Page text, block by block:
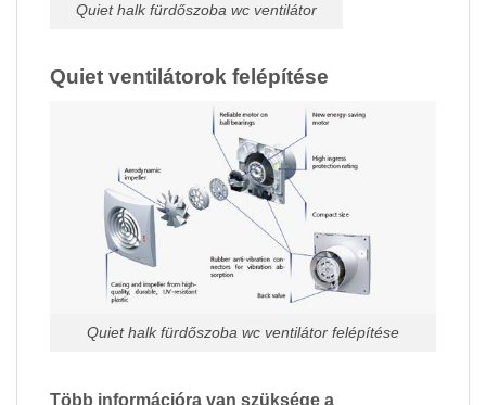
Quiet halk fürdőszoba wc ventilátor
Quiet ventilátorok felépítése
Quiet halk fürdőszoba wc ventilátor felépítése
Több információra van szüksége a